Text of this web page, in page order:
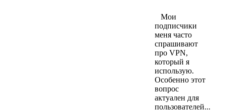
Мои
подписчики
меня часто
спрашивают
про VPN,
который я
использую.
Особенно этот
вопрос
актуален для
пользователей...